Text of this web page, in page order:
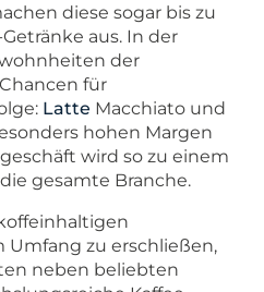
diese sogar bis zu
aus. In der
der
für
Latte Macchiato und
hohen Margen
wird so zu einem
gesamte Branche.
Umfang zu erschließen,
neben beliebten